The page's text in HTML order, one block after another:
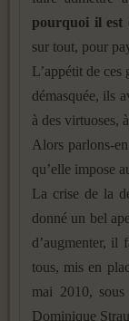
pourquoi il est
sur tout, pour
L’appétit de ces
démasquée, ils
à des virtuoses,
Alors parlons-
qu’elle impose
La crise de la
donné un bel
d’augmenter, il
tous, mis en
mai 2010,
Dominique